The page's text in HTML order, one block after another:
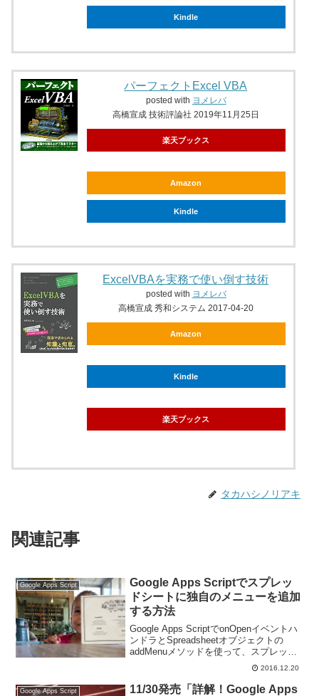
Kindle
パーフェクトExcel VBA
posted with ヨメレバ
高橋宣成 技術評論社 2019年11月25日
楽天ブックス
Amazon
Kindle
ExcelVBAを実務で使い倒す技術
posted with ヨメレバ
高橋宣成 秀和システム 2017-04-20
Amazon
Kindle
楽天ブックス
タカハシノリアキ
関連記事
Google Apps Script
Google Apps Scriptでスプレッ
ドシートに独自のメニューを追加
する方法
Google Apps ScriptでonOpenイベントハ
ンドラとSpreadsheetオブジェクトの
addMenuメソッドを使って、スプレッド
シートに独自のメニューを追加する方法
2016.12.20
Google Apps Script
11/30発売「詳解！Google Apps